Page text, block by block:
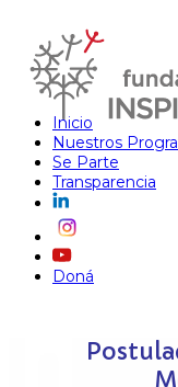
Inicio
Nuestros
Se Parte
Transparencia
Doná